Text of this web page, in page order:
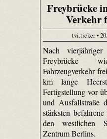
Freybrücke
Verkehr
tvi.ticker •
Nach
Freybrücke
Fahrzeugverkehr
km lange
Fertigstellung vor
und Ausfallstraße
stärksten
den westlichen
Zentrum Berlins.